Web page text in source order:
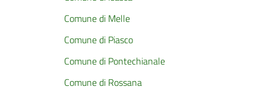
Comune di Melle
Comune di Piasco
Comune di Pontechianale
Comune di Rossana